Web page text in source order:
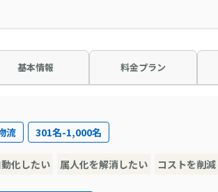
基本情報 料金プラン
流 301名-1,000名
化したい 属人化を解消したい コストを削